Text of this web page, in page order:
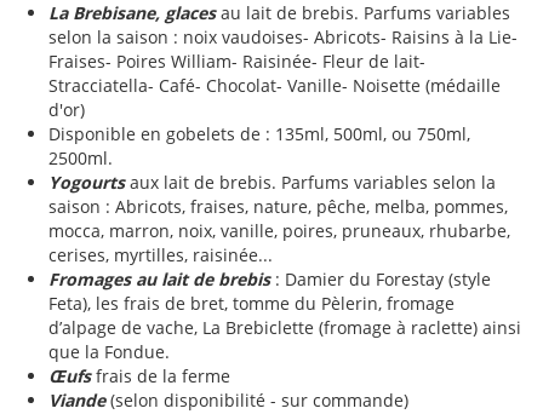
La Brebisane, glacesau lait de brebis. Parfums variables
selon la saison : noix vaudoises- Abricots- Raisins à la Lie-
Fraises- Poires William- Raisinée- Fleur de lait-
Stracciatella- Café- Chocolat- Vanille- Noisette (médaille
d'or)
Disponible en gobelets de : 135ml, 500ml, ou 750ml,
2500ml.
Yogourtsaux lait de brebis. Parfums variables selon la
saison : Abricots, fraises, nature, pêche, melba, pommes,
mocca, marron, noix, vanille, poires, pruneaux, rhubarbe,
cerises, myrtilles, raisinée...
Fromages au lait de brebis: Damier du Forestay (style
Feta), les frais de bret, tomme du Pèlerin, fromage
d’alpage de vache, La Brebiclette (fromage à raclette) ainsi
que la Fondue.
Œufsfrais de la ferme
Viande(selon disponibilité - sur commande)